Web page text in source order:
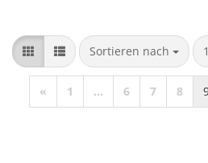
Sortieren nach
Sortieren nach
« 1 ... 6 7 8